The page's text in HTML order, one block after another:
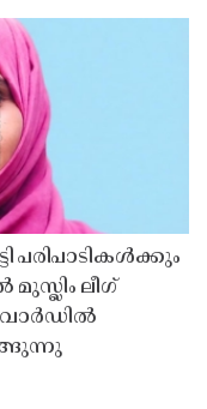
പരിപാടികൾക്കും
ലീഗ്
വാർഡിൽ